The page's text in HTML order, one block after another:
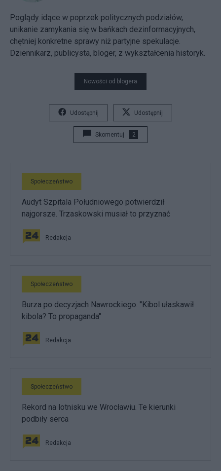
Poglądy idące w poprzek politycznych podziałów,
unikanie zamykania się w bańkach dezinformacyjnych,
chętniej konkretne sprawy niż partyjne spekulacje.
Dziennikarz, publicysta, bloger, z wykształcenia historyk.
Nowości od blogera
Udostępnij Udostępnij
Skomentuj 2
Społeczeństwo
Audyt Szpitala Południowego potwierdził
najgorsze. Trzaskowski musiał to przyznać
Redakcja
Społeczeństwo
Burza po decyzjach Nawrockiego. "Kibol ułaskawił
kibola? To propaganda"
Redakcja
Społeczeństwo
Rekord na lotnisku we Wrocławiu. Te kierunki
podbiły serca
Redakcja